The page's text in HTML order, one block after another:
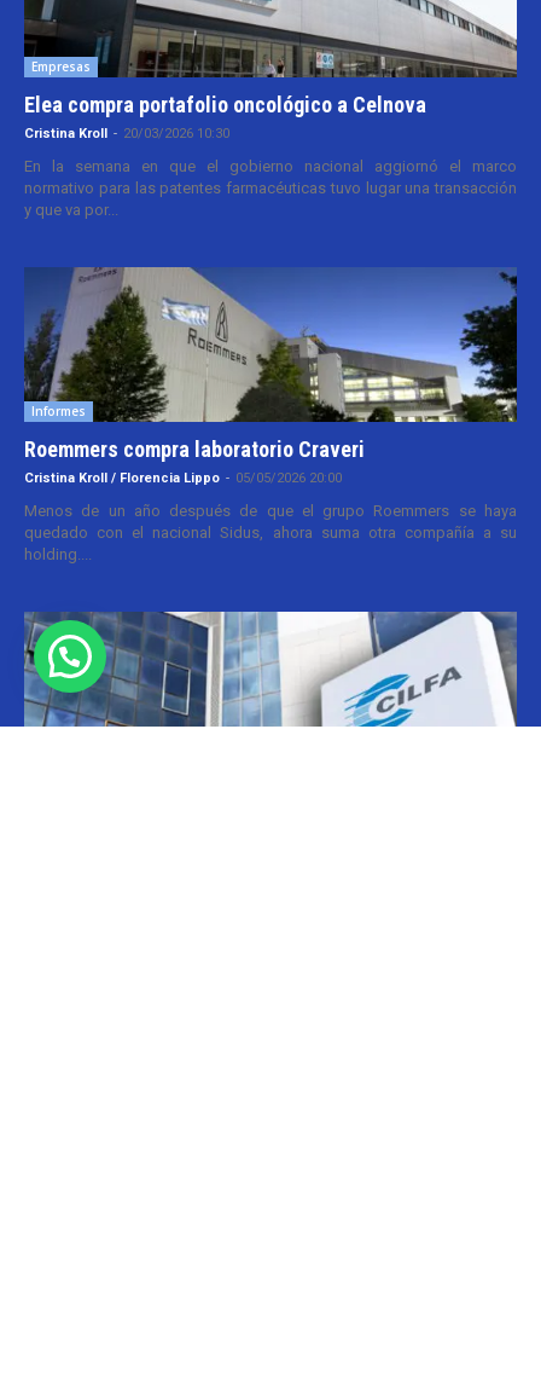
Empresas
Elea compra portafolio oncológico a Celnova
Cristina Kroll - 20/03/2026 10:30
En la semana en que el gobierno nacional aggiornó el marco
normativo para las patentes farmacéuticas tuvo lugar una transacción
y que va por...
Informes
Roemmers compra laboratorio Craveri
Cristina Kroll / Florencia Lippo - 05/05/2026 20:00
Menos de un año después de que el grupo Roemmers se haya
quedado con el nacional Sidus, ahora suma otra compañía a su
holding....